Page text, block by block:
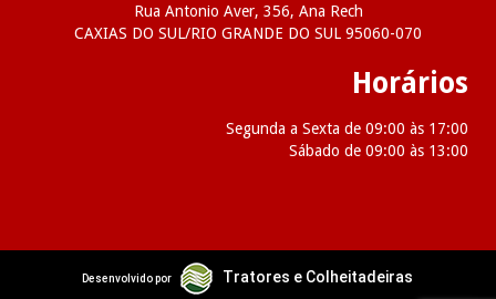
Rua Antonio Aver, 356, Ana Rech
CAXIAS DO SUL/RIO GRANDE DO SUL 95060-070
Horários
Segunda a Sexta de 09:00 às 17:00
Sábado de 09:00 às 13:00
2026 Dol Peças Agricolas
Desenvolvido por Tratores e Colheitadeiras